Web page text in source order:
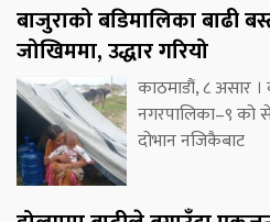
बाजुराको बडिमालिका बाढी
जोखिममा, उद्धार गरियो
काठमाडौं, ८ असार ।
नगरपालिका–९ को
दोभान नजिकैबाट